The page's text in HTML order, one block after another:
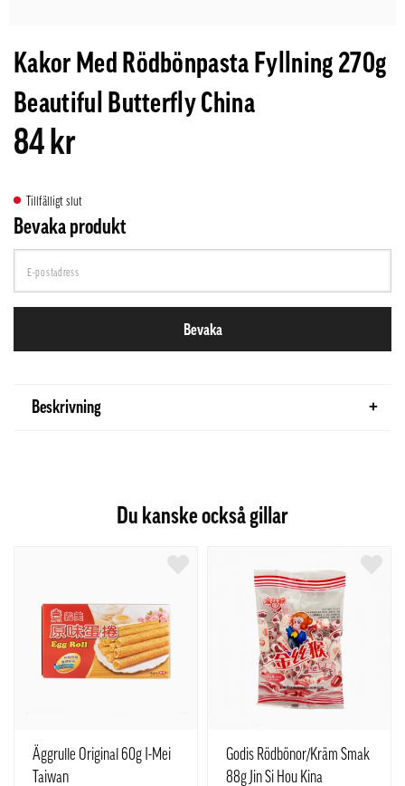
Kakor Med Rödbönpasta Fyllning 270g
Beautiful Butterfly China
84 kr
Tillfälligt slut
Bevaka produkt
Bevaka
Beskrivning
Du kanske också gillar
Äggrulle Original 60g I-Mei
Taiwan
Godis Rödbönor/Kräm Smak
88g Jin Si Hou Kina